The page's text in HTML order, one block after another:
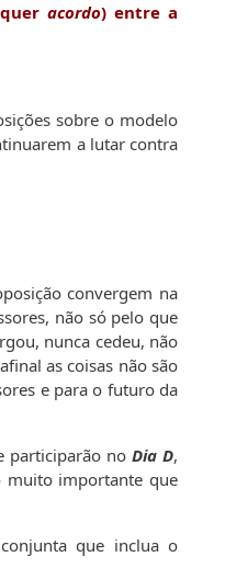
acordo) entre a
sobre o modelo
a lutar contra
convergem na
não só pelo que
nunca cedeu, não
as coisas não são
e para o futuro da
participarão noDia D,
muito importante que
que inclua o